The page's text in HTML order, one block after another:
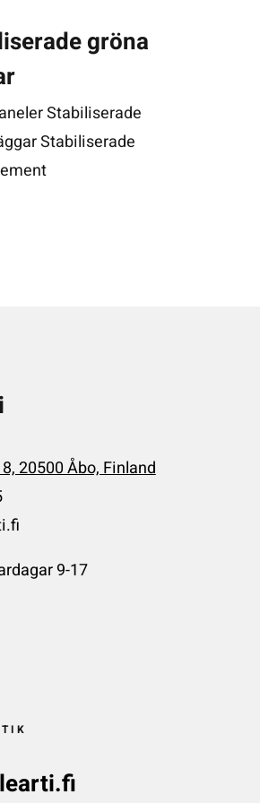
gröna
Stabiliserade
Stabiliserade
20500 Åbo, Finland
9-17